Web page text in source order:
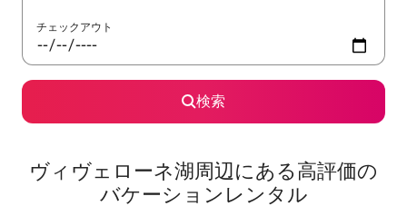
チェックアウト
検索
ヴィヴェローネ湖⁠周⁠辺⁠に⁠あ⁠る高⁠評⁠価⁠の
バ⁠ケ⁠ー⁠シ⁠ョ⁠ン⁠レ⁠ン⁠タ⁠ル